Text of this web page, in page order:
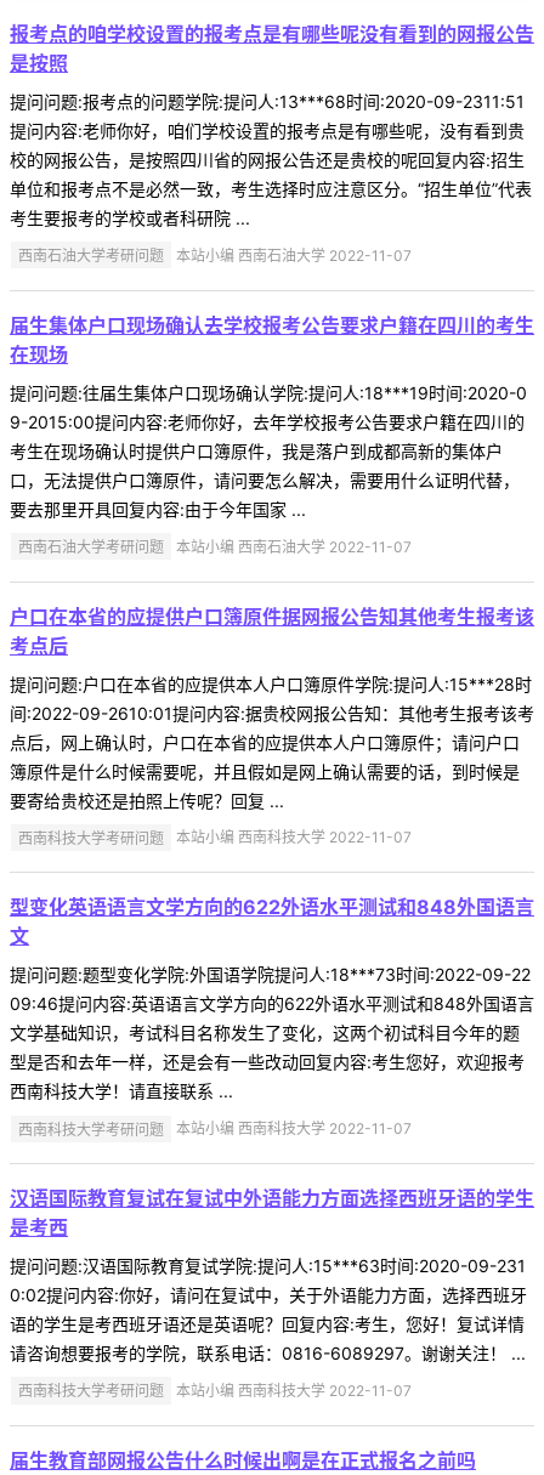
报考点的咱学校设置的报考点是有哪些呢没有看到的网报公告
是按照
提问问题:报考点的问题学院:提问人:13***68时间:2020-09-2311:51
提问内容:老师你好，咱们学校设置的报考点是有哪些呢，没有看到贵
校的网报公告，是按照四川省的网报公告还是贵校的呢回复内容:招生
单位和报考点不是必然一致，考生选择时应注意区分。“招生单位”代表
考生要报考的学校或者科研院 ...
西南石油大学考研问题 本站小编 西南石油大学 2022-11-07
届生集体户口现场确认去学校报考公告要求户籍在四川的考生
在现场
提问问题:往届生集体户口现场确认学院:提问人:18***19时间:2020-0
9-2015:00提问内容:老师你好，去年学校报考公告要求户籍在四川的
考生在现场确认时提供户口簿原件，我是落户到成都高新的集体户
口，无法提供户口簿原件，请问要怎么解决，需要用什么证明代替，
要去那里开具回复内容:由于今年国家 ...
西南石油大学考研问题 本站小编 西南石油大学 2022-11-07
户口在本省的应提供户口簿原件据网报公告知其他考生报考该
考点后
提问问题:户口在本省的应提供本人户口簿原件学院:提问人:15***28时
间:2022-09-2610:01提问内容:据贵校网报公告知：其他考生报考该考
点后，网上确认时，户口在本省的应提供本人户口簿原件；请问户口
簿原件是什么时候需要呢，并且假如是网上确认需要的话，到时候是
要寄给贵校还是拍照上传呢？回复 ...
西南科技大学考研问题 本站小编 西南科技大学 2022-11-07
型变化英语语言文学方向的622外语水平测试和848外国语言
文
提问问题:题型变化学院:外国语学院提问人:18***73时间:2022-09-22
09:46提问内容:英语语言文学方向的622外语水平测试和848外国语言
文学基础知识，考试科目名称发生了变化，这两个初试科目今年的题
型是否和去年一样，还是会有一些改动回复内容:考生您好，欢迎报考
西南科技大学！请直接联系 ...
西南科技大学考研问题 本站小编 西南科技大学 2022-11-07
汉语国际教育复试在复试中外语能力方面选择西班牙语的学生
是考西
提问问题:汉语国际教育复试学院:提问人:15***63时间:2020-09-231
0:02提问内容:你好，请问在复试中，关于外语能力方面，选择西班牙
语的学生是考西班牙语还是英语呢？回复内容:考生，您好！复试详情
请咨询想要报考的学院，联系电话：0816-6089297。谢谢关注！ ...
西南科技大学考研问题 本站小编 西南科技大学 2022-11-07
届生教育部网报公告什么时候出啊是在正式报名之前吗